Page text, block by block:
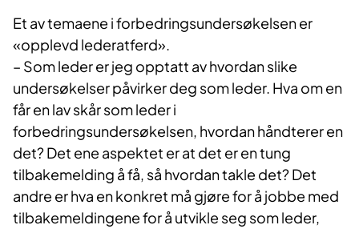
Et av temaene i forbedringsundersøkelsen er
«opplevd lederatferd».
– Som leder er jeg opptatt av hvordan slike
undersøkelser påvirker deg som leder. Hva om en
får en lav skår som leder i
forbedringsundersøkelsen, hvordan håndterer en
det? Det ene aspektet er at det er en tung
tilbakemelding å få, så hvordan takle det? Det
andre er hva en konkret må gjøre for å jobbe med
tilbakemeldingene for å utvikle seg som leder,